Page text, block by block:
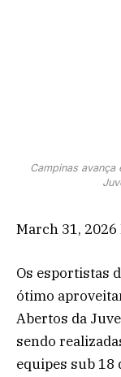
Campinas
March 31,
Os esportistas
ótimo
Abertos da
sendo
equipes sub 18